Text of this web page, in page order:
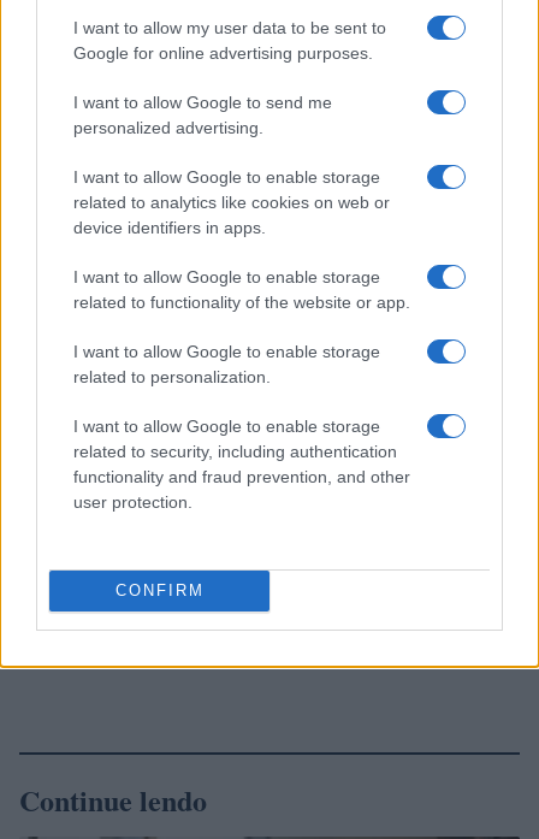
I want to allow my user data to be sent to
Google for online advertising purposes.
I want to allow Google to send me
personalized advertising.
I want to allow Google to enable storage
related to analytics like cookies on web or
device identifiers in apps.
I want to allow Google to enable storage
related to functionality of the website or app.
I want to allow Google to enable storage
related to personalization.
I want to allow Google to enable storage
related to security, including authentication
functionality and fraud prevention, and other
user protection.
CONFIRM
Namath estava vendendo esta propriedade por um preço
listado de $ 1,195 milhão.
Giorgia Stromeo
Continue lendo